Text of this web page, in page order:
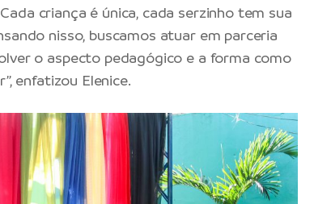
criança é única, cada serzinho tem sua
nisso, buscamos atuar em parceria
o aspecto pedagógico e a forma como
enfatizou Elenice.